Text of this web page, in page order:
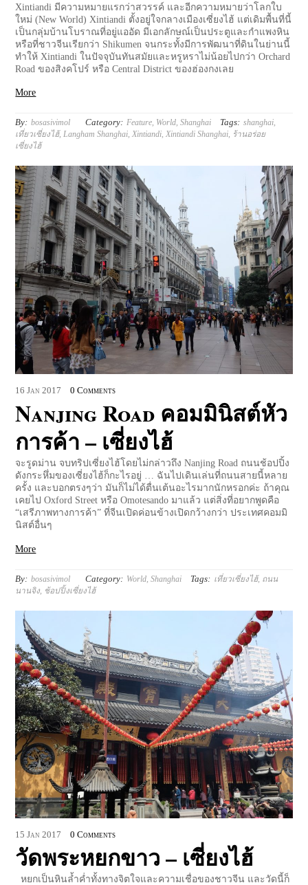
Xintiandi มีความหมายแรกว่าสวรรค์ และอีกความหมายว่าโลกใบ
ใหม่ (New World) Xintiandi ตั้งอยู่ใจกลางเมืองเซี่ยงไฮ้ แต่เดิมพื้นที่นี้
เป็นกลุ่มบ้านโบราณที่อยู่แออัด มีเอกลักษณ์เป็นประตูและกำแพงหิน
หรือที่ชาวจีนเรียกว่า Shikumen จนกระทั้งมีการพัฒนาที่ดินในย่านนี้
ทำให้ Xintiandi ในปัจจุบันทันสมัยและหรูหราไม่น้อยไปกว่า Orchard
Road ของสิงคโปร์ หรือ Central District ของฮ่องกงเลย
More
By: bosasivimol Category: Feature, World,Shanghai Tags: shanghai,
เที่ยวเซี่ยงไฮ้,Langham Shanghai,Xintiandi,Xintiandi Shanghai, ร้านอร่อย
เซี่ยงไฮ้
16 Jan 2017 0 Comments
Nanjing Road คอมมินิสต์หัว
การค้า – เซี่ยงไฮ้
จะรูดม่าน จบทริปเซี่ยงไฮ้โดยไม่กล่าวถึง Nanjing Road ถนนช้อปปิ้ง
ดังกระหึ่มของเซี่ยงไฮ้ก็กะไรอยู่ … ฉันไปเดินเล่นที่ถนนสายนี้หลาย
ครั้ง และบอกตรงๆว่า มันก็ไม่ได้ตื่นเต้นอะไรมากนักหรอกค่ะ ถ้าคุณ
เคยไป Oxford Street หรือ Omotesando มาแล้ว แต่สิ่งที่อยากพูดคือ
“เสรีภาพทางการค้า” ที่จีนเปิดค่อนข้างเปิดกว้างกว่า ประเทศคอมมิ
นิสต์อื่นๆ
More
By: bosasivimol Category: World ,Shanghai Tags: เที่ยวเซี่ยงไฮ้, ถนน
นานจิง, ช้อปปิ้งเซี่ยงไฮ้
15 Jan 2017 0 Comments
วัดพระหยกขาว – เซี่ยงไฮ้
หยกเป็นหินล้ำค่ำทั้งทางจิตใจและความเชื่อของชาวจีน และวัดนี้ก็